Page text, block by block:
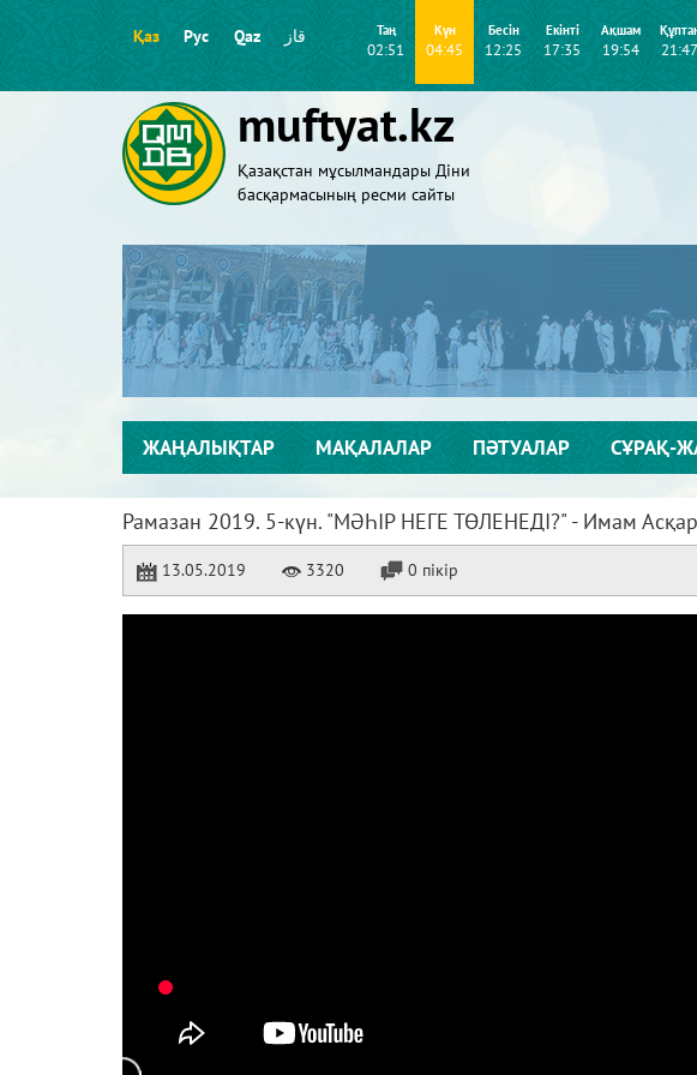
Қаз Рус Qaz قاز Таң
02:51
Күн
04:45
Бесін
12:25
Екінті
17:35
Ақшам
19:54 21:47
muftyat.kz
Қазақстан мұсылмандары Діни
басқармасының ресми сайты
ЖАҢАЛЫҚТАР МАҚАЛАЛАР ПӘТУАЛАР СҰРАҚ-
Рамазан 2019. 5-күн. "МӘҺІР НЕГЕ ТӨЛЕНЕДІ?" - Имам
13.05.2019 3320 0 пікір